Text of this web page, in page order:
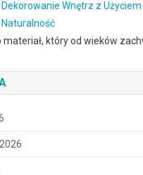
Dekorowanie Wnętrz z Użyciem
Naturalność
materiał, który od wieków